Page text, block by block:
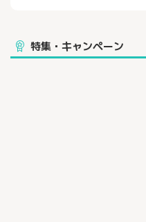
３）口座開設完了：最短当日
特集・キャンペーン